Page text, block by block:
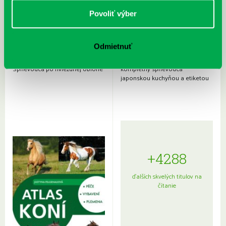
Povoliť výber
Odmietnuť
Sprievodca po hviezdnej oblohe
kompletný sprievodca
japonskou kuchyňou a etiketou
+4288
ďalších skvelých titulov na
čítanie